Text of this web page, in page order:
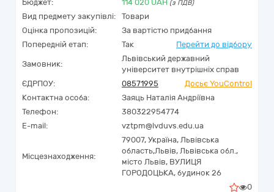
Бюджет: 114 020 UAH (з ПДВ)
Вид предмету закупівлі:
Товари
Оцінка пропозицій:
За вартістю придбання
Попередній етап:
Так Перейти до відбору
Замовник:
Львівський державний
університет внутрішніх справ
ЄДРПОУ:
08571995
Досьє YouControl
Контактна особа:
Заяць Наталія Андріївна
Телефон:
380322954774
E-mail:
vztpm@lvduvs.edu.ua
Місцезнаходження:
79007, Україна, Львівська
область,Львів, Львівська обл.,
місто Львів, ВУЛИЦЯ
ГОРОДОЦЬКА, будинок 26
0